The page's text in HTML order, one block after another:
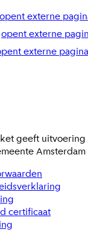
opent externe
opent externe
externe
geeft uitvoering
Amsterdam
certificaat